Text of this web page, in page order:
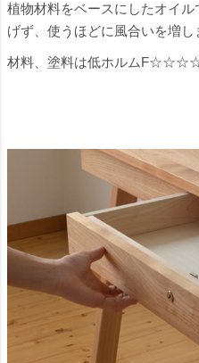
植物材料をベースにしたオイ
げず、使うほどに風合いを増し
材料、塗料は低ホルムF☆☆☆☆